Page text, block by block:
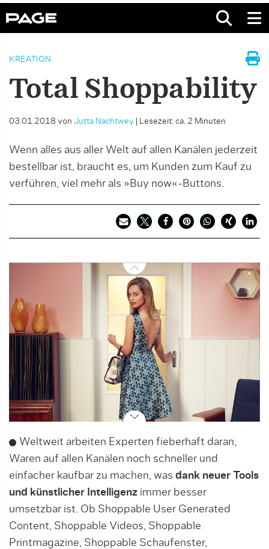
KREATION
Total Shoppability
03.01.2018 von Jutta Nachtwey Lesezeit: ca. 2 Minuten
Wenn alles aus aller Welt auf allen Kanälen jederzeit
bestellbar ist, braucht es, um Kunden zum Kauf zu
verführen, viel mehr als »Buy now«-Buttons.
Weltweit arbeiten Experten fieberhaft daran,
Waren auf allen Kanälen noch schneller und
einfacher kaufbar zu machen, was dank neuer Tools
und künstlicher Intelligenz immer besser
umsetzbar ist. Ob Shoppable User Generated
Content, Shoppable Videos, Shoppable
Printmagazine, Shoppable Schaufenster,